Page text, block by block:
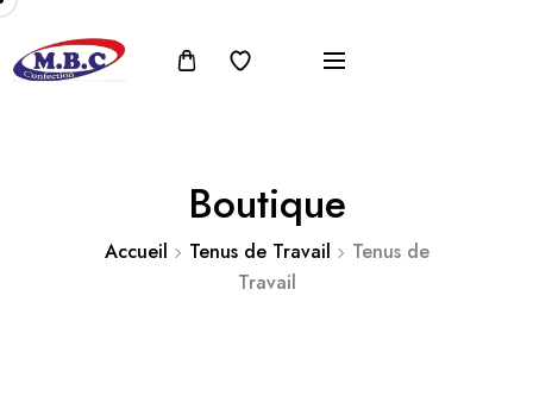
Boutique
Accueil Tenus de Travail
Tenus de
Travail